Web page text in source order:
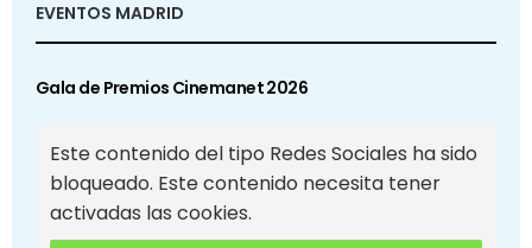
EVENTOS MADRID
Gala de Premios Cinemanet 2026
Este contenido del tipo Redes Sociales ha sido
bloqueado. Este contenido necesita tener
activadas las cookies.